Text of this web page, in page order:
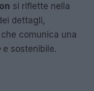
si riflette nella
dettagli,
comunica una
e sostenibile.